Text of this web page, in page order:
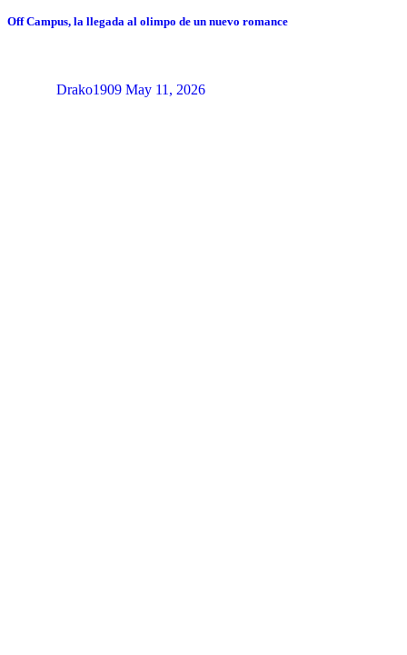
Off Campus, la llegada al olimpo de un nuevo romance
Drako1909 May 11, 2026